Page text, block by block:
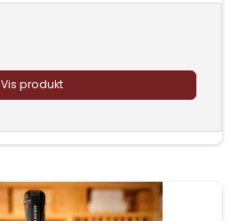
Vis produkt